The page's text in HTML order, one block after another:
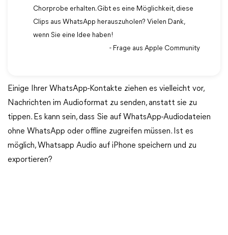
Chorprobe erhalten. Gibt es eine Möglichkeit, diese
Clips aus WhatsApp herauszuholen? Vielen Dank,
wenn Sie eine Idee haben!
- Frage aus Apple Community
Einige Ihrer WhatsApp-Kontakte ziehen es vielleicht vor,
Nachrichten im Audioformat zu senden, anstatt sie zu
tippen. Es kann sein, dass Sie auf WhatsApp-Audiodateien
ohne WhatsApp oder offline zugreifen müssen. Ist es
möglich, Whatsapp Audio auf iPhone speichern und zu
exportieren?